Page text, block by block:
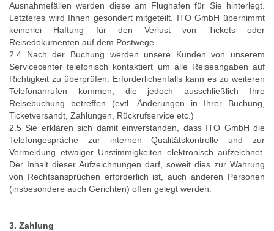
Ausnahmefällen werden diese am Flughafen für Sie hinterlegt.
Letzteres wird Ihnen gesondert mitgeteilt. ITO GmbH übernimmt
keinerlei Haftung für den Verlust von Tickets oder
Reisedokumenten auf dem Postwege.
2.4 Nach der Buchung werden unsere Kunden von unserem
Servicecenter telefonisch kontaktiert um alle Reiseangaben auf
Richtigkeit zu überprüfen. Erforderlichenfalls kann es zu weiteren
Telefonanrufen kommen, die jedoch ausschließlich Ihre
Reisebuchung betreffen (evtl. Änderungen in Ihrer Buchung,
Ticketversandt, Zahlungen, Rückrufservice etc.)
2.5 Sie erklären sich damit einverstanden, dass ITO GmbH die
Telefongespräche zur internen Qualitätskontrolle und zur
Vermeidung etwaiger Unstimmigkeiten elektronisch aufzeichnet.
Der Inhalt dieser Aufzeichnungen darf, soweit dies zur Wahrung
von Rechtsansprüchen erforderlich ist, auch anderen Personen
(insbesondere auch Gerichten) offen gelegt werden.
3. Zahlung